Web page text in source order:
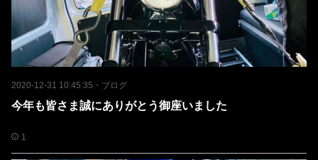
2020-12-31 10:45:35 ・ ブログ
今年も皆さま誠にありがとう御座いました
1